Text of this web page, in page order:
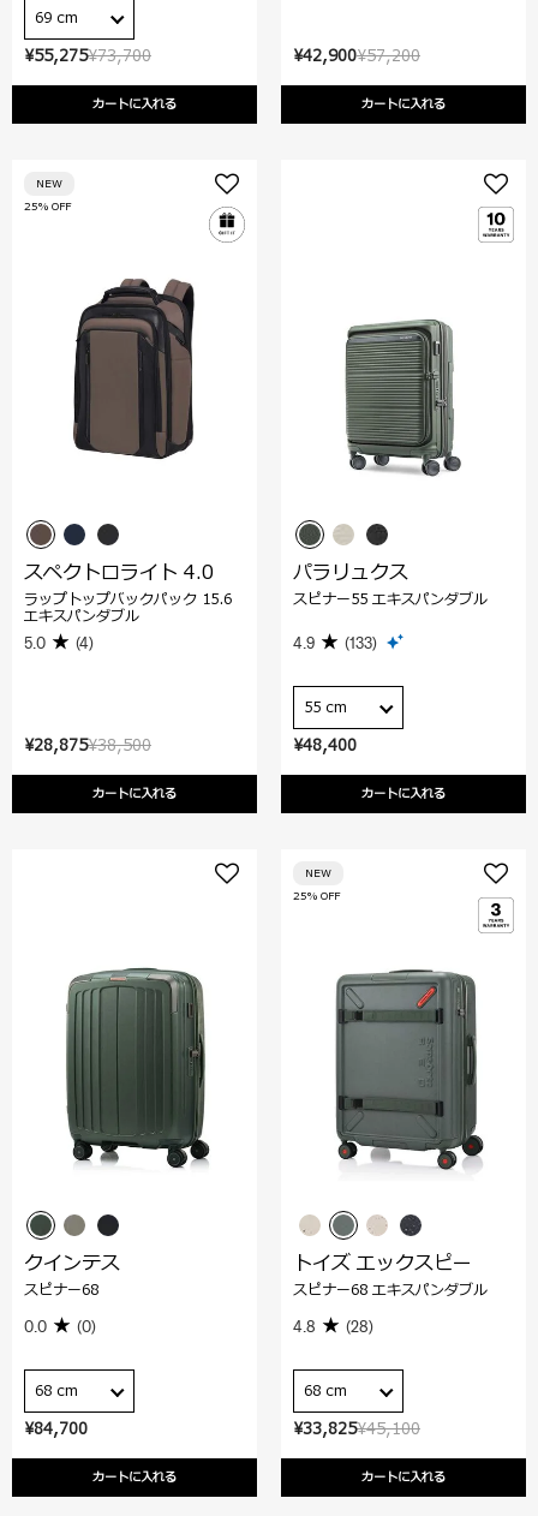
¥73,700
¥55,275
カートに入れる
69 cm
¥57,200
¥42,900
カートに入れる
¥38,500
¥28,875
カートに入れる
25% OFF
NEW
スペクトロライト 4.0
ラップトップバックパック 15.6
エキスパンダブル
5.0 (4)
¥48,400
カートに入れる
パラリュクス
スピナー55 エキスパンダブル
4.9 (133)
55 cm
¥84,700
カートに入れる
クインテス
スピナー68
0.0 (0)
68 cm
¥45,100
¥33,825
カートに入れる
25% OFF
NEW
トイズ エックスピー
スピナー68 エキスパンダブル
4.8 (28)
68 cm